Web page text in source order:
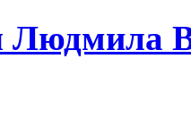
Людмила